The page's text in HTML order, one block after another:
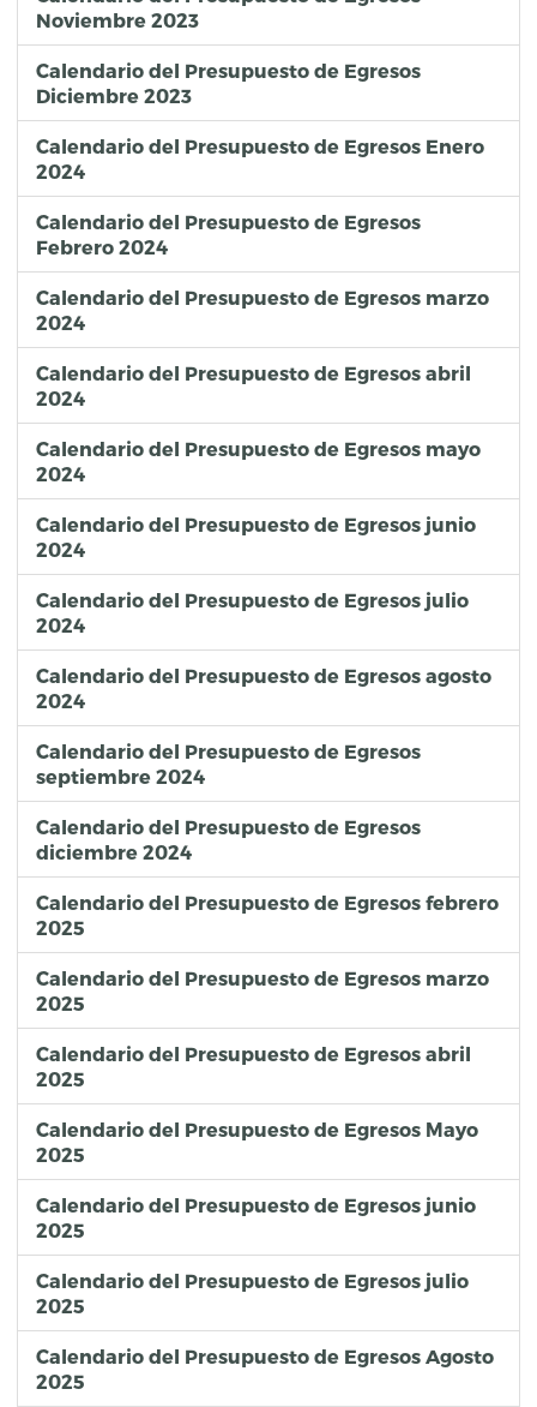
Noviembre 2023
Calendario del Presupuesto de Egresos
Diciembre 2023
Calendario del Presupuesto de Egresos Enero
2024
Calendario del Presupuesto de Egresos
Febrero 2024
Calendario del Presupuesto de Egresos marzo
2024
Calendario del Presupuesto de Egresos abril
2024
Calendario del Presupuesto de Egresos mayo
2024
Calendario del Presupuesto de Egresos junio
2024
Calendario del Presupuesto de Egresos julio
2024
Calendario del Presupuesto de Egresos agosto
2024
Calendario del Presupuesto de Egresos
septiembre 2024
Calendario del Presupuesto de Egresos
diciembre 2024
Calendario del Presupuesto de Egresos febrero
2025
Calendario del Presupuesto de Egresos marzo
2025
Calendario del Presupuesto de Egresos abril
2025
Calendario del Presupuesto de Egresos Mayo
2025
Calendario del Presupuesto de Egresos junio
2025
Calendario del Presupuesto de Egresos julio
2025
Calendario del Presupuesto de Egresos Agosto
2025